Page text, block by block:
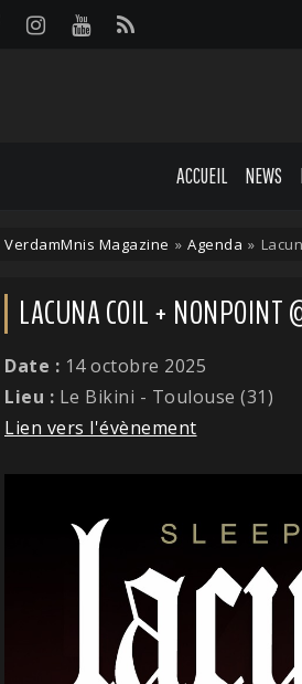
ACCUEIL NEWS
VerdamMnis Magazine » Agenda »
LACUNA COIL + NONPOINT
Date : 14 octobre 2025
Lieu : Le Bikini - Toulouse (31)
Lien vers l'évènement
des cookies